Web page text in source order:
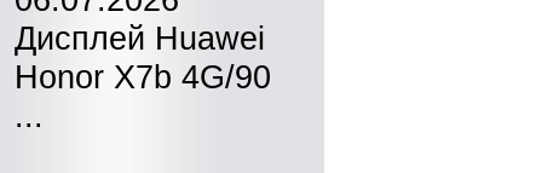
Дисплей Huawei
Honor X7b 4G/90
...